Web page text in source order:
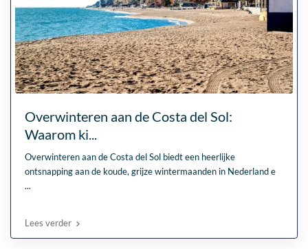
Overwinteren aan de Costa del Sol:
Waarom ki...
Overwinteren aan de Costa del Sol biedt een heerlijke
ontsnapping aan de koude, grijze wintermaanden in Nederland e
...
Lees verder